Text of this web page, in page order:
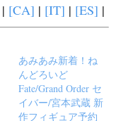
| [CA] | [IT] | [ES] |
あみあみ新着！ね
んどろいど
Fate/Grand Order セ
イバー/宮本武蔵 新
作フィギュア予約